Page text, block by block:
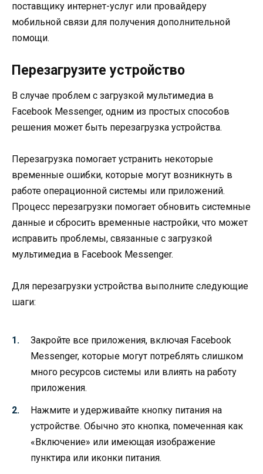
поставщику интернет-услуг или провайдеру
мобильной связи для получения дополнительной
помощи.
Перезагрузите устройство
В случае проблем с загрузкой мультимедиа в
Facebook Messenger, одним из простых способов
решения может быть перезагрузка устройства.
Перезагрузка помогает устранить некоторые
временные ошибки, которые могут возникнуть в
работе операционной системы или приложений.
Процесс перезагрузки помогает обновить системные
данные и сбросить временные настройки, что может
исправить проблемы, связанные с загрузкой
мультимедиа в Facebook Messenger.
Для перезагрузки устройства выполните следующие
шаги:
Закройте все приложения, включая Facebook
Messenger, которые могут потреблять слишком
много ресурсов системы или влиять на работу
приложения.
Нажмите и удерживайте кнопку питания на
устройстве. Обычно это кнопка, помеченная как
«Включение» или имеющая изображение
пунктира или иконки питания.